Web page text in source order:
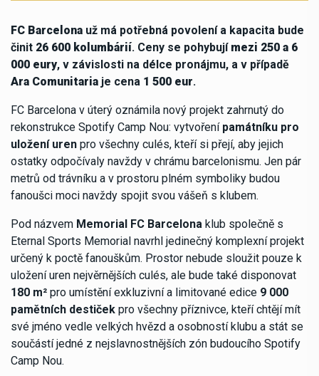
FC Barcelona už má potřebná povolení a kapacita bude
činit 26 600 kolumbárií. Ceny se pohybují mezi 250 a 6
000 eury, v závislosti na délce pronájmu, a v případě
Ara Comunitaria je cena 1 500 eur.
FC Barcelona v úterý oznámila nový projekt zahrnutý do
rekonstrukce Spotify Camp Nou: vytvoření památníku pro
uložení uren pro všechny culés, kteří si přejí, aby jejich
ostatky odpočívaly navždy v chrámu barcelonismu. Jen pár
metrů od trávníku a v prostoru plném symboliky budou
fanoušci moci navždy spojit svou vášeň s klubem.
Pod názvem Memorial FC Barcelona klub společně s
Eternal Sports Memorial navrhl jedinečný komplexní projekt
určený k poctě fanouškům. Prostor nebude sloužit pouze k
uložení uren nejvěrnějších culés, ale bude také disponovat
180 m² pro umístění exkluzivní a limitované edice 9 000
pamětních destiček pro všechny příznivce, kteří chtějí mít
své jméno vedle velkých hvězd a osobností klubu a stát se
součástí jedné z nejslavnostnějších zón budoucího Spotify
Camp Nou.